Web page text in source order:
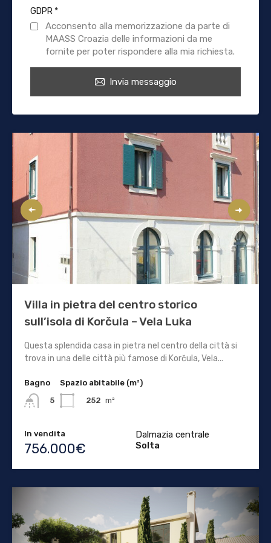
GDPR*
Acconsento alla memorizzazione da parte di
MAASS Croazia delle informazioni da me
fornite per poter rispondere alla mia richiesta.
Invia messaggio
Villa in pietra del centro storico
sull’isola di Korčula – Vela Luka
Questa splendida casa in pietra nel centro della città si
trova in una delle città più famose di Korčula, Vela...
Bagno
5
Spazio abitabile (m²)
252 m²
In vendita
756.000€
Dalmazia centrale
Solta